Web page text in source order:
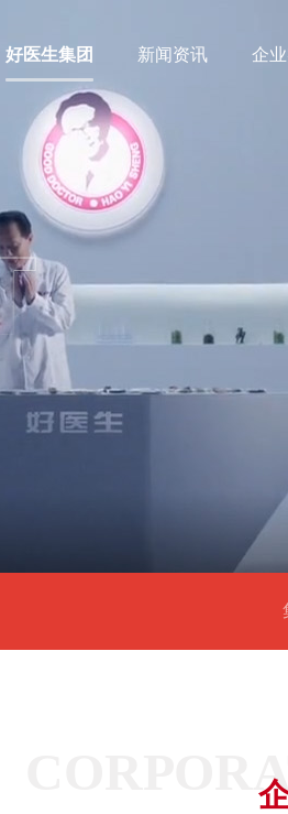
好医生集团 新闻资讯 企